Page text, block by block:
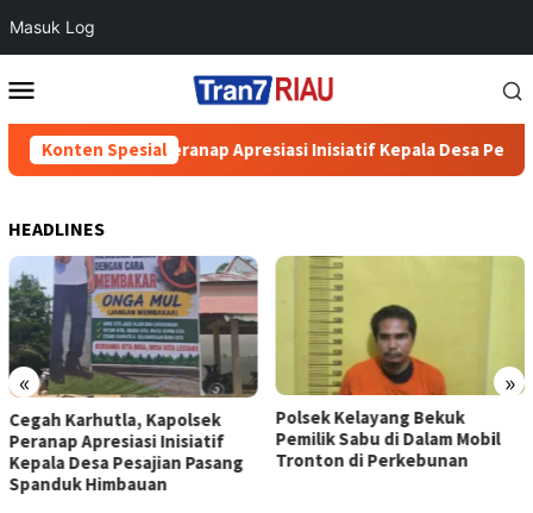
Masuk Log
ke
Mobile
Konten Spesial
Kapolsek Peranap Apresiasi Inisiatif Kepala Desa Pesajian
HEADLINES
« »
Cegah Karhutla, Kapolsek
Peranap Apresiasi Inisiatif
Kepala Desa Pesajian Pasang
Spanduk Himbauan
Polsek Kelayang Bekuk
Pemilik Sabu di Dalam Mobil
Tronton di Perkebunan